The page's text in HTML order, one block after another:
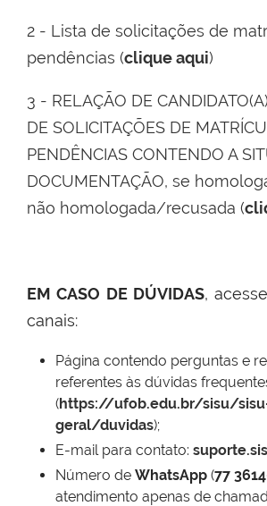
2 - Lista de solicitações de
pendências (clique aqui)
3 - RELAÇÃO DE
DE SOLICITAÇÕES DE
PENDÊNCIAS CONTENDO A
DOCUMENTAÇÃO, se
não homologada/recusada (
EM CASO DE DÚVIDAS,
canais:
Página contendo perguntas e
referentes às dúvidas
(https://ufob.edu.br/sisu/
geral/duvidas);
E-mail para contato:
Número de WhatsApp (77
atendimento apenas de